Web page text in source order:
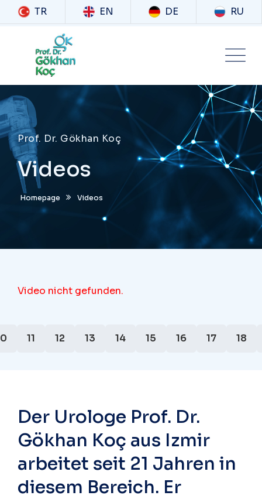
TR EN DE RU
Prof. Dr. Gökhan Koç
Videos
Homepage Videos
Video nicht gefunden.
11 12 13 14 15 16 17 18
Der Urologe Prof. Dr.
Gökhan Koç aus Izmir
arbeitet seit 21 Jahren in
diesem Bereich. Er